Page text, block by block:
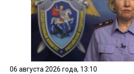
06 августа 2026 года, 13:10